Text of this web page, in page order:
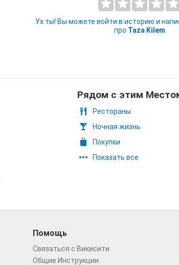
Ух ты! Вы можете войти в историю и
про Taza Kilem
Рядом с этим
Рестораны
Ночная жизнь
Покупки
Показать все
Помощь
Связаться с Викисити
Общие Инструкции